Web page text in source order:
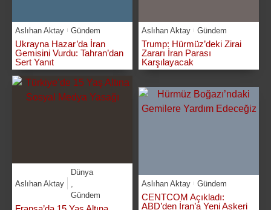
Aslıhan Aktay Gündem
Ukrayna Hazar’da İran
Gemisini Vurdu: Tahran’dan
Sert Yanıt
Aslıhan Aktay Gündem
Trump: Hürmüz’deki Zirai
Zararı İran Parası
Karşılayacak
Aslıhan Aktay
Dünya
Gündem
Aslıhan Aktay Gündem
CENTCOM Açıkladı:
ABD’den İran’a Yeni Askeri